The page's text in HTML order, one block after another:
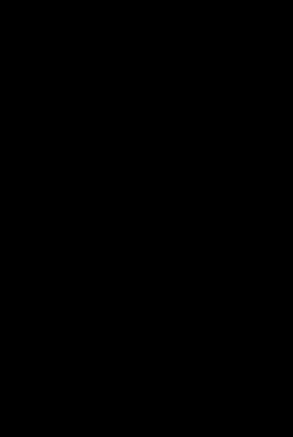
y paga a meses